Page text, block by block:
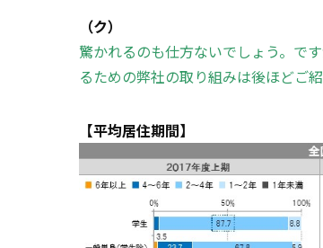
（ク）
驚かれるのも仕方ないでしょう。で
るための弊社の取り組みは後ほどご
【平均居住期間】